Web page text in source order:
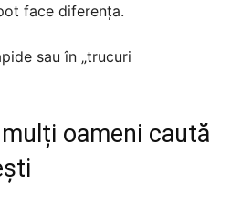
face diferența.
sau în „trucuri
oameni caută